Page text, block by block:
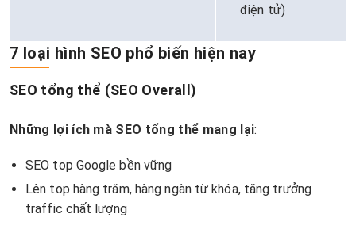
điện tử)
7 loại hình SEO phổ biến hiện nay
SEO tổng thể (SEO Overall)
Những lợi ích mà SEO tổng thể mang lại:
SEO top Google bền vững
Lên top hàng trăm, hàng ngàn từ khóa, tăng trưởng
traffic chất lượng